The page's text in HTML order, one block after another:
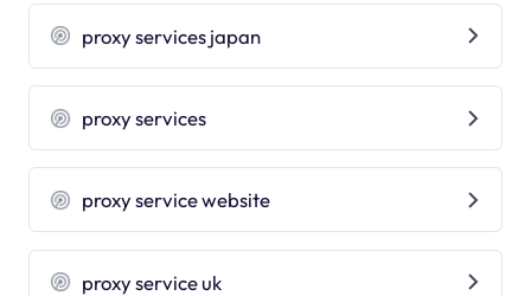
proxy services japan
proxy services
proxy service website
proxy service uk